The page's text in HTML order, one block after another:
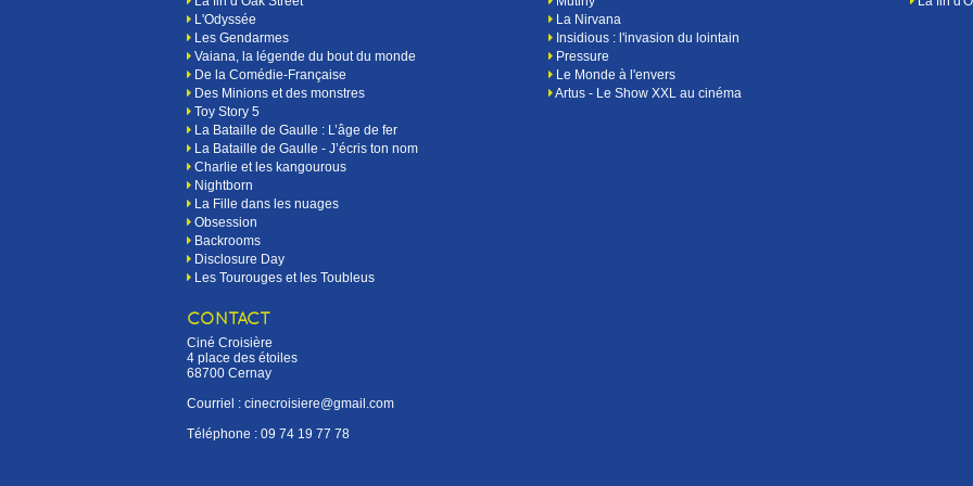
L'Odyssée
Les Gendarmes
Vaiana, la légende du bout du monde
De la Comédie-Française
Des Minions et des monstres
Toy Story 5
La Bataille de Gaulle : L’âge de fer
La Bataille de Gaulle - J’écris ton nom
Charlie et les kangourous
Nightborn
La Fille dans les nuages
Obsession
Backrooms
Disclosure Day
Les Tourouges et les Toubleus
La Nirvana
Insidious : l'invasion du lointain
Pressure
Le Monde à l'envers
Artus - Le Show XXL au cinéma
CONTACT
Ciné Croisière
4 place des étoiles
68700 Cernay
Courriel : cinecroisiere@gmail.com
Téléphone : 09 74 19 77 78